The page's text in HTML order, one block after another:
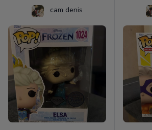
cam denis